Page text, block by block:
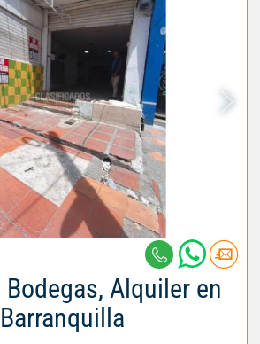
Alquiler en
Barranquilla